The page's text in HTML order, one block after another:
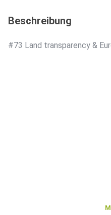
Beschreibung
#73 Land transparency &